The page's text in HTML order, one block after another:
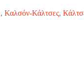
, Καλσόν-Κάλτσες,